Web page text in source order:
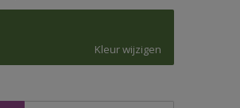
Kleur wijzigen